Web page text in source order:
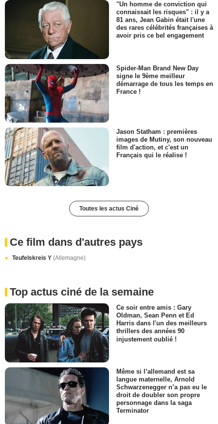
"Un homme de conviction qui
connaissait les risques" : il y a
81 ans, Jean Gabin était l'une
des rares célébrités françaises à
avoir pris ce bel engagement
Spider-Man Brand New Day
signe le 9ème meilleur
démarrage de tous les temps en
France !
Jason Statham : premières
images de Mutiny, son nouveau
film d'action, et c'est un
Français qui le réalise !
Toutes les actus Ciné
Ce film dans d'autres pays
Teufelskreis Y (Allemagne)
Top actus ciné de la semaine
Ce soir entre amis : Gary
Oldman, Sean Penn et Ed
Harris dans l'un des meilleurs
thrillers des années 90
injustement oublié !
Même si l’allemand est sa
langue maternelle, Arnold
Schwarzenegger n’a pas eu le
droit de doubler son propre
personnage dans la saga
Terminator